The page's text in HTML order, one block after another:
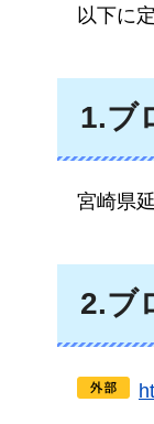
以下に
1.ブ
宮崎県
2.ブ